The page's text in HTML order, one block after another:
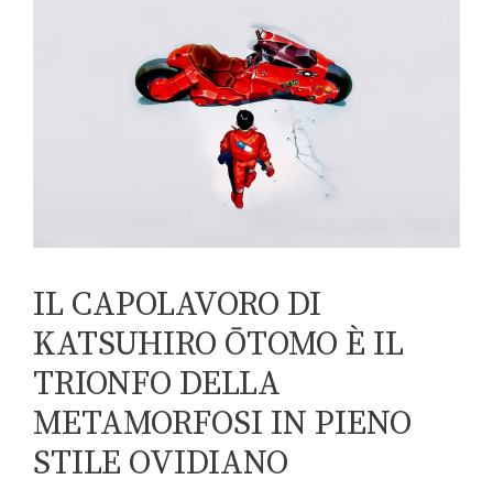
IL CAPOLAVORO DI
KATSUHIRO ŌTOMO È IL
TRIONFO DELLA
METAMORFOSI IN PIENO
STILE OVIDIANO